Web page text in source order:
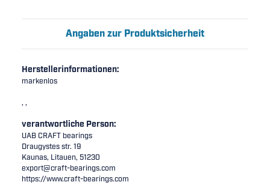
Angaben zur Produktsicherheit
Herstellerinformationen:
markenlos
, ,
verantwortliche Person:
UAB CRAFT bearings
Draugystes str. 19
Kaunas, Litauen, 51230
export@craft-bearings.com
https://www.craft-bearings.com